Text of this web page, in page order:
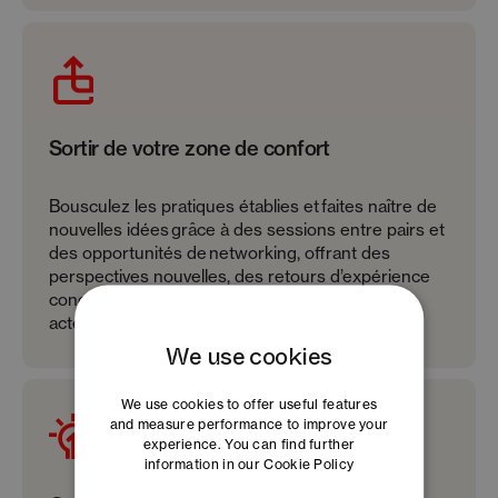
Sortir de votre zone de confort
Bousculez les pratiques établies et faites naître de
nouvelles idées grâce à des sessions entre pairs et
des opportunités de networking, offrant des
perspectives nouvelles, des retours d’expérience
concrets et des enseignements issus d’autres
acteurs de l’innovation.
We use cookies
We use cookies to offer useful features
and measure performance to improve your
experience. You can find further
information in ourCookie Policy